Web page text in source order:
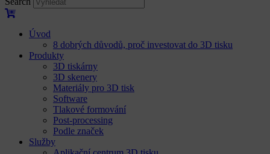
Úvod
8 dobrých důvodů, proč investovat do 3D tisku​
Produkty
3D tiskárny
3D skenery
Materiály pro 3D tisk
Software
Tlakové formování
Post-processing
Podle značek
Služby